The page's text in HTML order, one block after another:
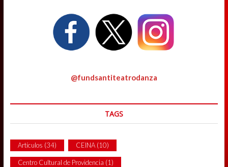
@fundsantiteatrodanza
TAGS
Artículos (34) CEINA(10)
Centro Cultural de Providencia (1)